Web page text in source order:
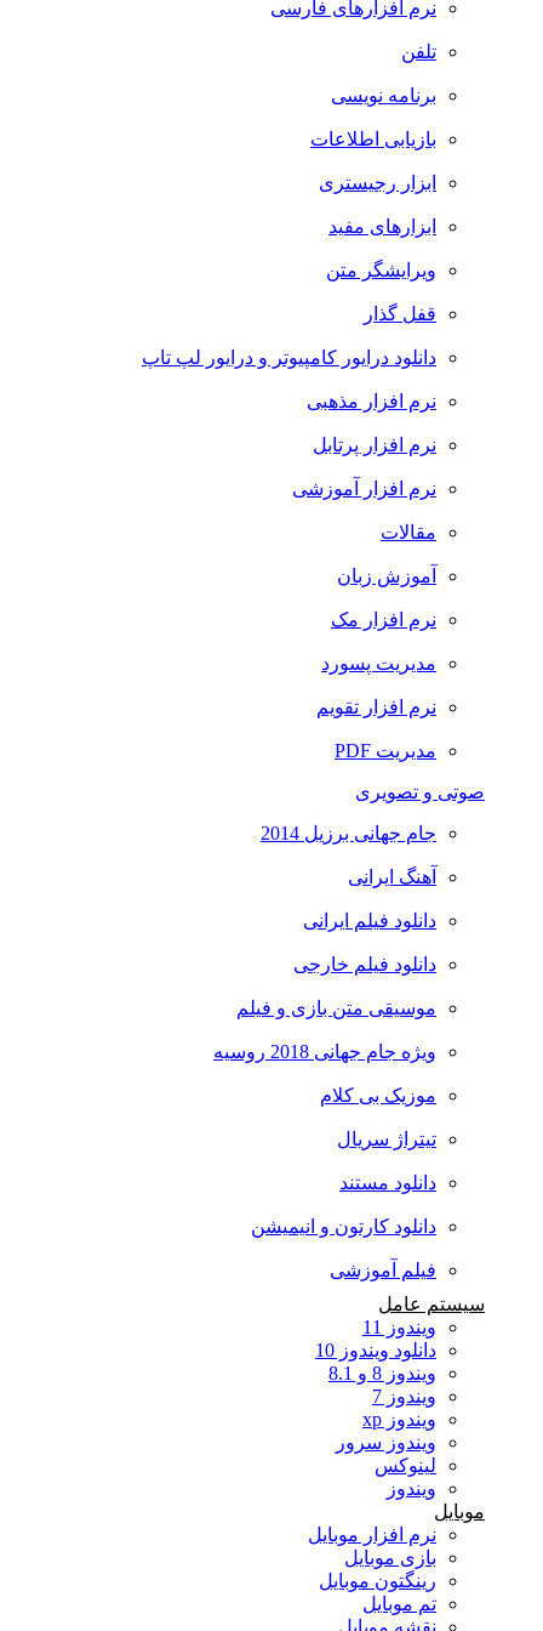
نرم افزارهای فارسی
تلفن
برنامه نویسی
بازیابی اطلاعات
ابزار رجیستری
ابزارهای مفید
ویرایشگر متن
قفل گذار
دانلود درایور کامپیوتر و درایور لپ تاپ
نرم افزار مذهبی
نرم افزار پرتابل
نرم افزار آموزشی
مقالات
آموزش زبان
نرم افزار مک
مدیریت پسورد
نرم افزار تقویم
مدیریت PDF
صوتی و تصویری
جام جهانی برزیل 2014
آهنگ ایرانی
دانلود فیلم ایرانی
دانلود فیلم خارجی
موسیقی متن بازی و فیلم
ویژه جام جهانی 2018 روسیه
موزیک بی کلام
تیتراژ سریال
دانلود مستند
دانلود کارتون و انیمیشن
فیلم آموزشی
سیستم عامل
ویندوز 11
دانلود ویندوز 10
ویندوز 8 و 8.1
ویندوز 7
ویندوز xp
ویندوز سرور
لینوکس
ویندوز
موبایل
نرم افزار موبایل
بازی موبایل
رینگتون موبایل
تم موبایل
نقشه موبایل